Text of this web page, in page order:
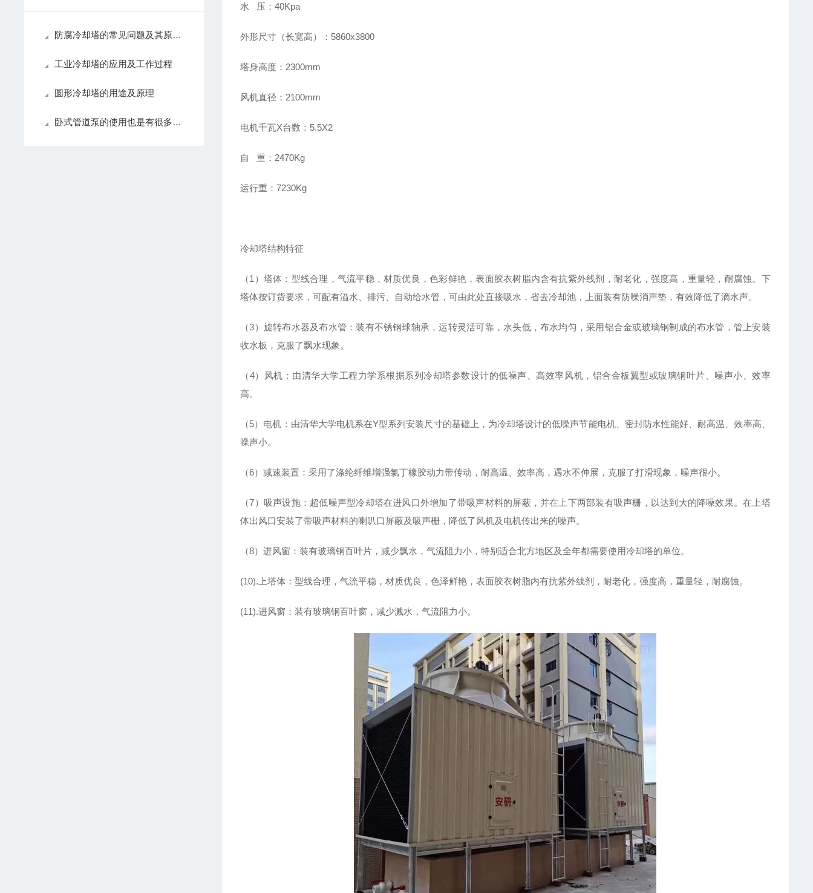
防腐冷却塔的常见问题及其原因与解决方法
工业冷却塔的应用及工作过程
圆形冷却塔的用途及原理
卧式管道泵的使用也是有很多条件的，不妨进来看看！
水 压：40Kpa
外形尺寸（长宽高）：5860x3800
塔身高度：2300mm
风机直径：2100mm
电机千瓦X台数：5.5X2
自 重：2470Kg
运行重：7230Kg
冷却塔结构特征
（1）塔体：型线合理，气流平稳，材质优良，色彩鲜艳，表面胶衣树脂内含有抗紫外线剂，耐老化，强度高，重量轻，耐腐蚀。下
塔体按订货要求，可配有溢水、排污、自动给水管，可由此处直接吸水，省去冷却池，上面装有防噪消声垫，有效降低了滴水声。
（3）旋转布水器及布水管：装有不锈钢球轴承，运转灵活可靠，水头低，布水均匀，采用铝合金或玻璃钢制成的布水管，管上安装
收水板，克服了飘水现象。
（4）风机：由清华大学工程力学系根据系列冷却塔参数设计的低噪声、高效率风机，铝合金板翼型或玻璃钢叶片、噪声小、效率
高。
（5）电机：由清华大学电机系在Y型系列安装尺寸的基础上，为冷却塔设计的低噪声节能电机、密封防水性能好、耐高温、效率高、
噪声小。
（6）减速装置：采用了涤纶纤维增强氯丁橡胶动力带传动，耐高温、效率高，遇水不伸展，克服了打滑现象，噪声很小。
（7）吸声设施：超低噪声型冷却塔在进风口外增加了带吸声材料的屏蔽，并在上下两部装有吸声栅，以达到大的降噪效果。在上塔
体出风口安装了带吸声材料的喇叭口屏蔽及吸声栅，降低了风机及电机传出来的噪声。
（8）进风窗：装有玻璃钢百叶片，减少飘水，气流阻力小，特别适合北方地区及全年都需要使用冷却塔的单位。
(10).上塔体：型线合理，气流平稳，材质优良，色泽鲜艳，表面胶衣树脂内有抗紫外线剂，耐老化，强度高，重量轻，耐腐蚀。
(11).进风窗：装有玻璃钢百叶窗，减少溅水，气流阻力小。